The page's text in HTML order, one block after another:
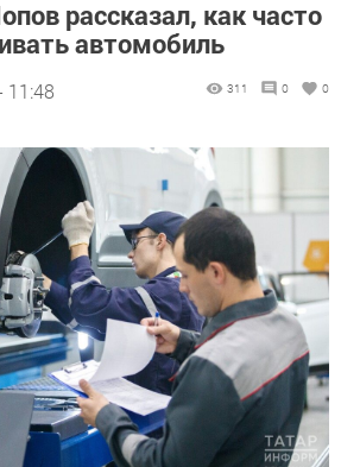
рассказал, как часто
автомобиль
11:48 311 0 0